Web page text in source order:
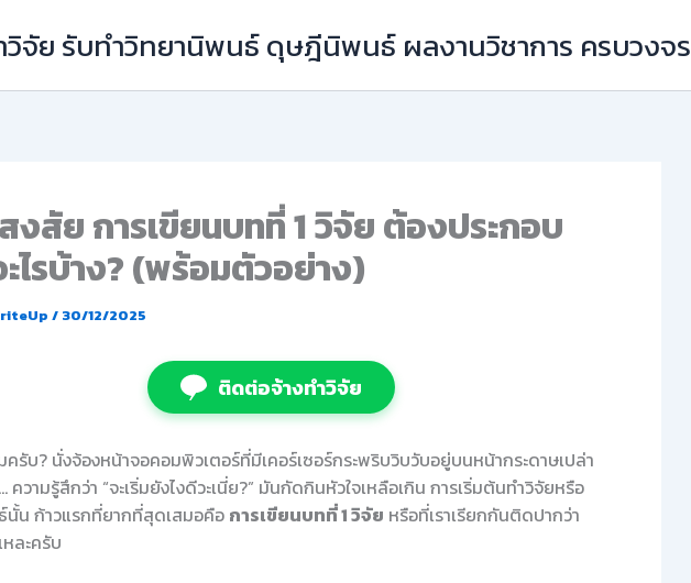
จัย รับทำวิทยานิพนธ์ ดุษฎีนิพนธ์ ผลงานวิชาการ ครบวงจร
งสัย การเขียนบทที่ 1 วิจัย ต้องประกอบ
ไรบ้าง? (พร้อมตัวอย่าง)
/ 30/12/2025
ติดต่อจ้างทำวิจัย
ครับ? นั่งจ้องหน้าจอคอมพิวเตอร์ที่มีเคอร์เซอร์กระพริบวิบวับอยู่บนหน้ากระดาษเปล่า
ความรู้สึกว่า “จะเริ่มยังไงดีวะเนี่ย?” มันกัดกินหัวใจเหลือเกิน การเริ่มต้นทำวิจัยหรือ
น ก้าวแรกที่ยากที่สุดเสมอคือ การเขียนบทที่ 1 วิจัย หรือที่เราเรียกกันติดปากว่า
ละครับ